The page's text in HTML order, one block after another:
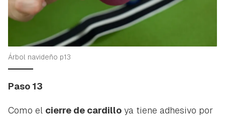
Árbol navideño p13
Paso 13
Como el cierre de cardillo ya tiene adhesivo por